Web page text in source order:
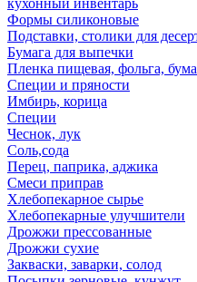
кухонный инвентарь
Формы силиконовые
Подставки, столики для
Бумага для выпечки
Пленка пищевая, фольга,
Специи и пряности
Имбирь, корица
Специи
Чеснок, лук
Соль,сода
Перец, паприка, аджика
Смеси приправ
Хлебопекарное сырье
Хлебопекарные улучшители
Дрожжи прессованные
Дрожжи сухие
Закваски, заварки, солод